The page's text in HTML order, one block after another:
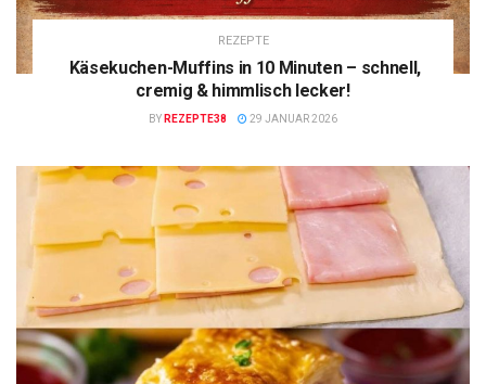
REZEPTE
Käsekuchen-Muffins in 10 Minuten – schnell,
cremig & himmlisch lecker!
BY REZEPTE38 29 JANUAR 2026